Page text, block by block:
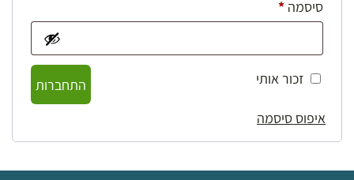
סיסמה *חובה
זכור אותי
התחברות
איפוס סיסמה